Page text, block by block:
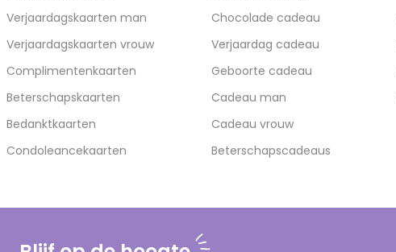
Verjaardagskaarten man
Verjaardagskaarten vrouw
Complimentenkaarten
Beterschapskaarten
Bedanktkaarten
Condoleancekaarten
Chocolade cadeau
Verjaardag cadeau
Geboorte cadeau
Cadeau man
Cadeau vrouw
Beterschapscadeaus